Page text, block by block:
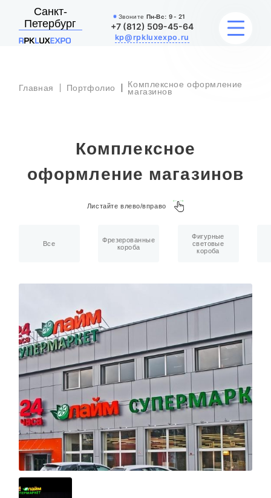
Санкт-
Петербург
Звоните Пн-Вс: 9 - 21
+7 (812) 509-45-64
kp@rpkluxexpo.ru
УСЛУГИ
БЛОГ
О КОМПАНИИ
Главная Портфолио Комплексное оформление
магазинов
Комплексное
оформление магазинов
Листайте влево/вправо
Все
Фрезерованные
короба
Фигурные
световые
короба